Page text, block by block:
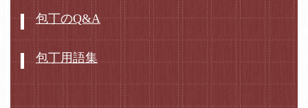
包丁のQ&A
包丁用語集